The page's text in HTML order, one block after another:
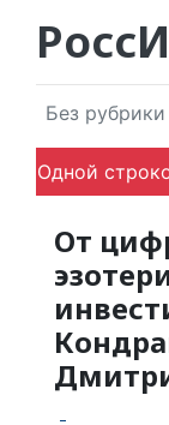
Без рубрики
Одной
Как
От